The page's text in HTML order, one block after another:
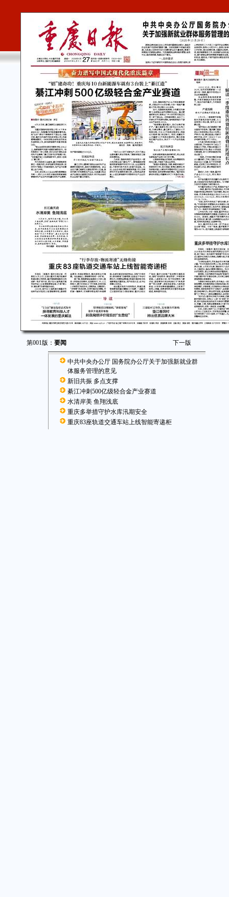
第001版： 要闻 下一版
中共中央办公厅 国务院办公厅关于加强新就业群
体服务管理的意见
新旧共振 多点支撑
綦江冲刺500亿级轻合金产业赛道
水清岸美 鱼翔浅底
重庆多举措守护水库汛期安全
重庆83座轨道交通车站上线智能寄递柜